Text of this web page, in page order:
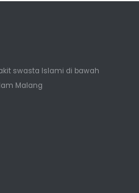
swasta Islami di bawah
Malang